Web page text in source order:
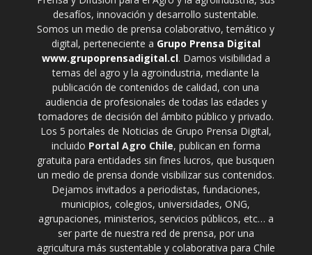
desafíos, innovación y desarrollo sustentable.
Somos un medio de prensa colaborativo, temático y
digital, perteneciente a Grupo Prensa Digital
www.grupoprensadigital.cl. Damos visibilidad a
temas del agro y la agroindustria, mediante la
publicación de contenidos de calidad, con una
audiencia de profesionales de todas las edades y
tomadores de decisión del ámbito público y privado.
Los 5 portales de Noticias de Grupo Prensa Digital,
incluido Portal Agro Chile, publican en forma
gratuita para entidades sin fines lucros, que busquen
un medio de prensa donde visibilizar sus contenidos.
Dejamos invitados a periodistas, fundaciones,
municipios, colegios, universidades, ONG,
agrupaciones, ministerios, servicios públicos, etc… a
ser parte de nuestra red de prensa, por una
agricultura más sustentable y colaborativa para Chile